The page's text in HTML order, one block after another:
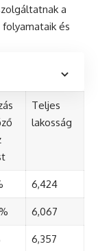
a
és
Teljes
lakosság
6,424
6,067
6,357